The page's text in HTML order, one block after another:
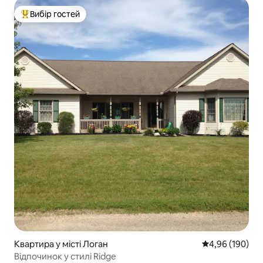
Топ вибір гостей
Вибір гостей
Квартира у місті Логан Середня
4,96 (190)
Відпочинок у стилі Ridge